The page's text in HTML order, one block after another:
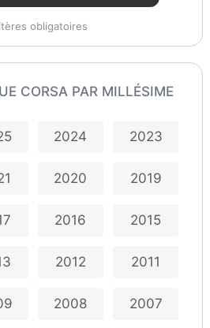
obligatoires
CORSA PAR MILLÉSIME
2024 2023
2020 2019
2016 2015
2012 2011
2008 2007